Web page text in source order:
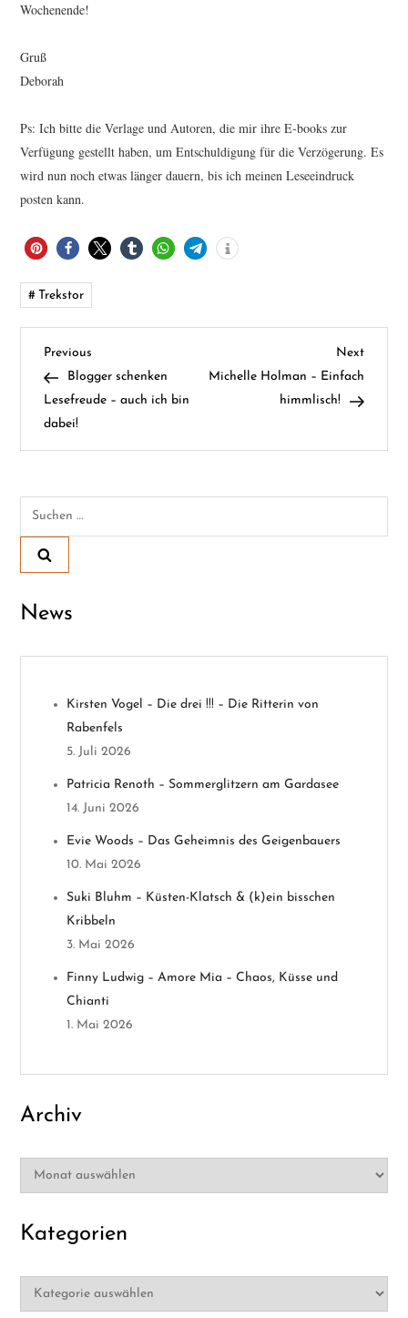
Wochenende!
Gruß
Deborah
Ps: Ich bitte die Verlage und Autoren, die mir ihre E-books zur
Verfügung gestellt haben, um Entschuldigung für die Verzögerung. Es
wird nun noch etwas länger dauern, bis ich meinen Leseeindruck
posten kann.
Trekstor
B
e
r
a
g
g
Previous
Post
Previous
Blogger schenken
Lesefreude – auch ich bin
dabei!
Next
Post
Next
Michelle Holman – Einfach
himmlisch!
Suchen
News
Kirsten Vogel – Die drei !!! – Die Ritterin von
Rabenfels
5. Juli 2026
Patricia Renoth – Sommerglitzern am Gardasee
14. Juni 2026
Evie Woods – Das Geheimnis des Geigenbauers
10. Mai 2026
Suki Bluhm – Küsten-Klatsch & (k)ein bisschen
Kribbeln
3. Mai 2026
Finny Ludwig – Amore Mia – Chaos, Küsse und
Chianti
1. Mai 2026
Archiv
Archiv
Kategorien
Kategorien